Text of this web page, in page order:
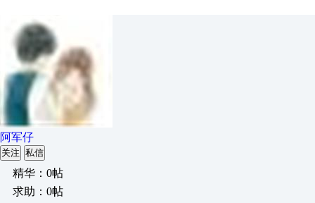
阿军仔
关注 私信
精华：0帖
求助：0帖